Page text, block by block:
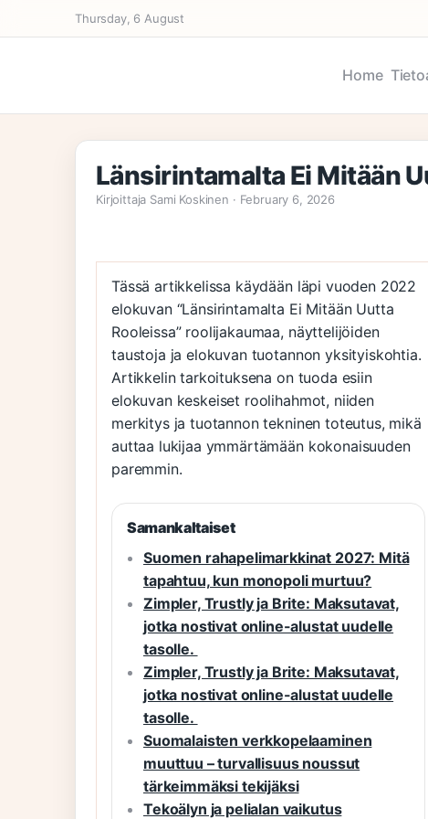
Thursday, 6 August
Home
Länsirintamalta Ei Mitään
Kirjoittaja Sami Koskinen · February 6, 2026
Tässä artikkelissa käydään läpi vuoden 2022
elokuvan “Länsirintamalta Ei Mitään Uutta
Rooleissa” roolijakaumaa, näyttelijöiden
taustoja ja elokuvan tuotannon yksityiskohtia.
Artikkelin tarkoituksena on tuoda esiin
elokuvan keskeiset roolihahmot, niiden
merkitys ja tuotannon tekninen toteutus, mikä
auttaa lukijaa ymmärtämään kokonaisuuden
paremmin.
Samankaltaiset
Suomen rahapelimarkkinat 2027: Mitä
tapahtuu, kun monopoli murtuu?
Zimpler, Trustly ja Brite: Maksutavat,
jotka nostivat online-alustat uudelle
tasolle.
Zimpler, Trustly ja Brite: Maksutavat,
jotka nostivat online-alustat uudelle
tasolle.
Suomalaisten verkkopelaaminen
muuttuu – turvallisuus noussut
tärkeimmäksi tekijäksi
Tekoälyn ja pelialan vaikutus